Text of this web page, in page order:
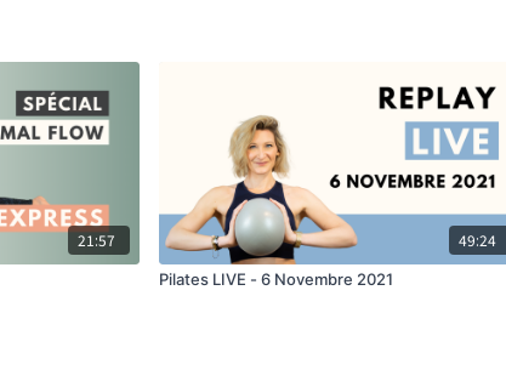
21:57 49:24
Pilates LIVE - 6 Novembre 2021